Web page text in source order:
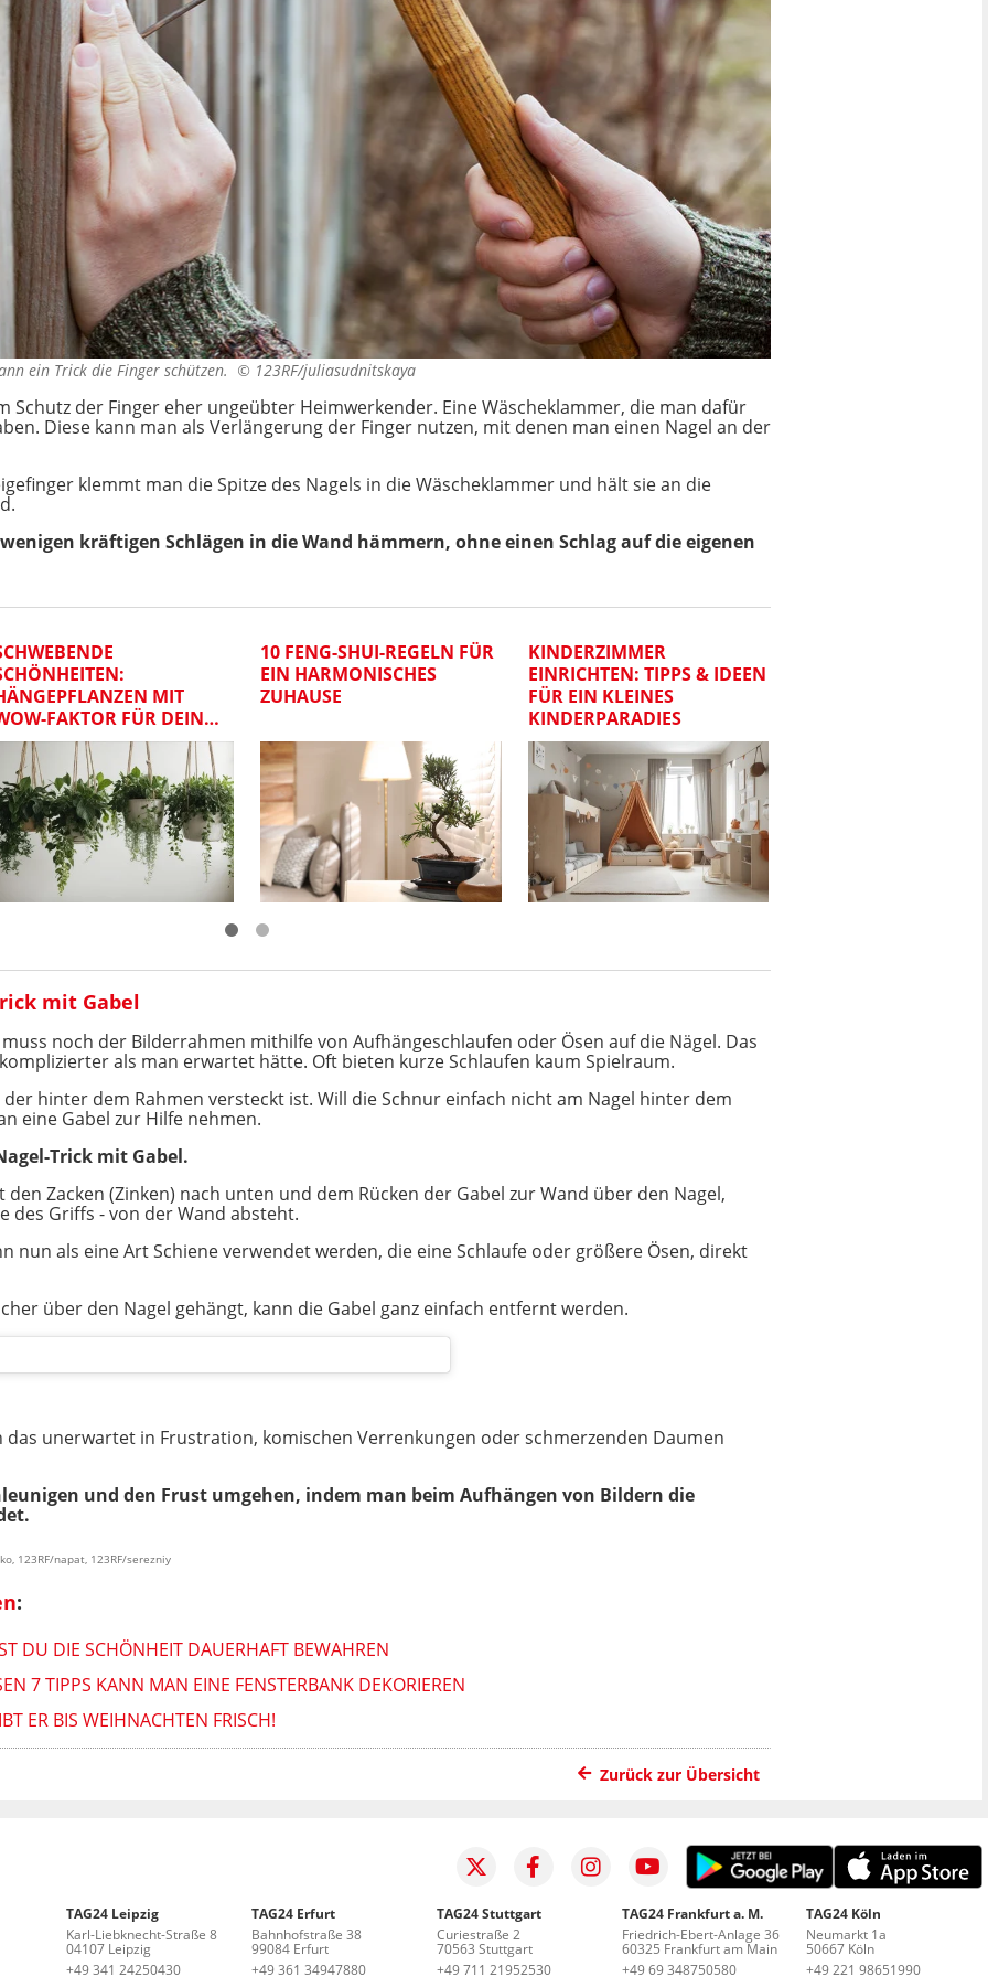
ein Trick die Finger schützen. © 123RF/juliasudnitskaya
Schutz der Finger eher ungeübter Heimwerkender. Eine Wäscheklammer, die man dafür
Diese kann man als Verlängerung der Finger nutzen, mit denen man einen Nagel an der
klemmt man die Spitze des Nagels in die Wäscheklammer und hält sie an die
kräftigen Schlägen in die Wand hämmern, ohne einen Schlag auf die eigenen
MIT
FAKTOR FÜR DEIN
10 FENG-SHUI-REGELN FÜR
EIN HARMONISCHES
ZUHAUSE
KINDERZIMMER
EINRICHTEN: TIPPS & IDEEN
FÜR EIN KLEINES
KINDERPARADIES
mit Gabel
noch der Bilderrahmen mithilfe von Aufhängeschlaufen oder Ösen auf die Nägel. Das
als man erwartet hätte. Oft bieten kurze Schlaufen kaum Spielraum.
hinter dem Rahmen versteckt ist. Will die Schnur einfach nicht am Nagel hinter dem
eine Gabel zur Hilfe nehmen.
Trick mit Gabel.
den Zacken (Zinken) nach unten und dem Rücken der Gabel zur Wand über den Nagel,
des Griffs - von der Wand absteht.
nun als eine Art Schiene verwendet werden, die eine Schlaufe oder größere Ösen, direkt
über den Nagel gehängt, kann die Gabel ganz einfach entfernt werden.
das unerwartet in Frustration, komischen Verrenkungen oder schmerzenden Daumen
und den Frust umgehen, indem man beim Aufhängen von Bildern die
123RF/napat, 123RF/serezniy
:
DU DIE SCHÖNHEIT DAUERHAFT BEWAHREN
7 TIPPS KANN MAN EINE FENSTERBANK DEKORIEREN
ER BIS WEIHNACHTEN FRISCH!
Zurück zur Übersicht
TAG24 Leipzig
Karl-Liebknecht-Straße 8
04107 Leipzig
+49 341 24250430
TAG24 Erfurt
Bahnhofstraße 38
99084 Erfurt
+49 361 34947880
TAG24 Stuttgart
Curiestraße 2
70563 Stuttgart
+49 711 21952530
TAG24 Frankfurt a. M.
Friedrich-Ebert-Anlage 36
60325 Frankfurt am Main
+49 69 348750580
TAG24 Köln
Neumarkt 1a
50667 Köln
+49 221 98651990